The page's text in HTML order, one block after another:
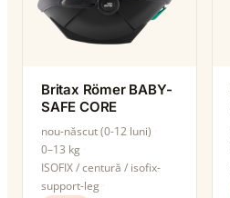
Britax Römer BABY-
SAFE CORE
nou-născut (0-12 luni)
0–13 kg
ISOFIX / centură / isofix-
support-leg